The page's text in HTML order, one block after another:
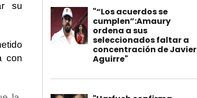
su
con
"“Los acuerdos se
cumplen”:Amaury
ordena a sus
seleccionados faltar a
concentración de Javier
Aguirre"